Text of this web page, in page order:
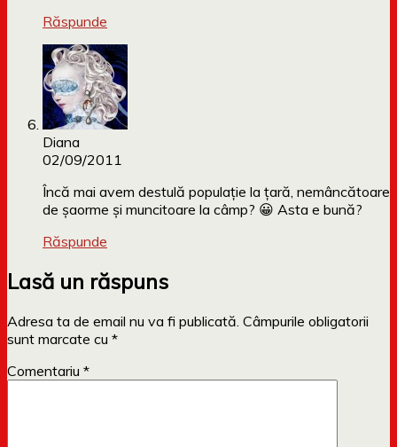
Răspunde
Diana
02/09/2011
Încă mai avem destulă populație la țară, nemâncătoare
de șaorme și muncitoare la câmp? 😀 Asta e bună?
Răspunde
Lasă un răspuns
Adresa ta de email nu va fi publicată. Câmpurile obligatorii
sunt marcate cu *
Comentariu *